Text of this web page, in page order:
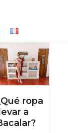
ropa
llevar a